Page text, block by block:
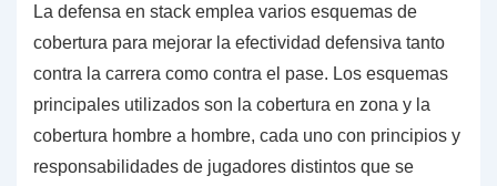
La defensa en stack emplea varios esquemas de
cobertura para mejorar la efectividad defensiva tanto
contra la carrera como contra el pase. Los esquemas
principales utilizados son la cobertura en zona y la
cobertura hombre a hombre, cada uno con principios y
responsabilidades de jugadores distintos que se